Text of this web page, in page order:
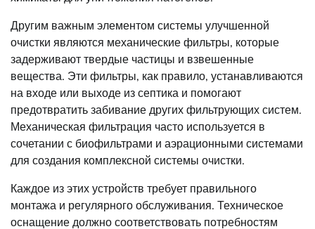
Другим важным элементом системы улучшенной
очистки являются механические фильтры, которые
задерживают твердые частицы и взвешенные
вещества. Эти фильтры, как правило, устанавливаются
на входе или выходе из септика и помогают
предотвратить забивание других фильтрующих систем.
Механическая фильтрация часто используется в
сочетании с биофильтрами и аэрационными системами
для создания комплексной системы очистки.
Каждое из этих устройств требует правильного
монтажа и регулярного обслуживания. Техническое
оснащение должно соответствовать потребностям